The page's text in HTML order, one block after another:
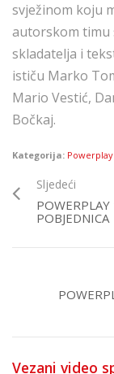
svježinom koju
autorskom timu
skladatelja i
ističu Marko
Mario Vestić,
Bočkaj.
Kategorija: Powerplay
Sljedeći
POBJEDNICA
Vezani video